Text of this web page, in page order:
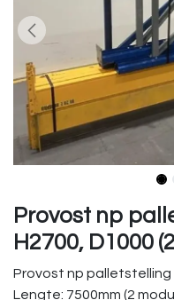
Provost np
H2700, D1000
Provost np palletstelling
Lengte: 7500mm (2